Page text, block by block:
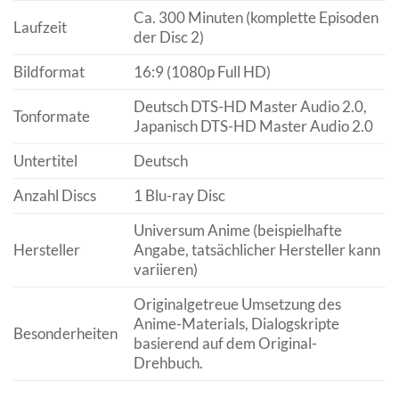
Laufzeit
Ca. 300 Minuten (komplette Episoden
der Disc 2)
Bildformat
16:9 (1080p Full HD)
Tonformate
Deutsch DTS-HD Master Audio 2.0,
Japanisch DTS-HD Master Audio 2.0
Untertitel
Deutsch
Anzahl Discs
1 Blu-ray Disc
Hersteller
Universum Anime (beispielhafte
Angabe, tatsächlicher Hersteller kann
variieren)
Besonderheiten
Originalgetreue Umsetzung des
Anime-Materials, Dialogskripte
basierend auf dem Original-
Drehbuch.